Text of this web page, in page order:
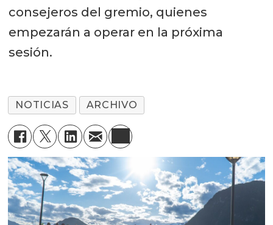
consejeros del gremio, quienes
empezarán a operar en la próxima
sesión.
NOTICIAS ARCHIVO